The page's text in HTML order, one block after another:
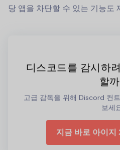
당 앱을 차단할 수 있는 기능도
디스코드를 감시하
할
고급 감독을 위해 Discord 컨
보세
지금 바로 아이지